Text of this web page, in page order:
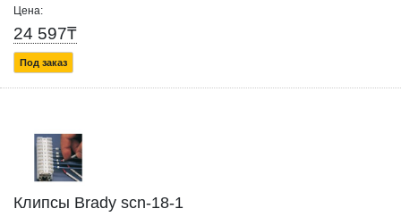
Цена:
24 597₸
Под заказ
Клипсы Brady scn-18-1